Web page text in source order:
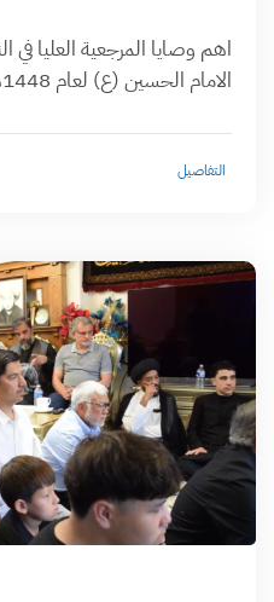
اهم وصايا المرجعية العليا في
الامام الحسين (ع) لعام 1448هـ
التفاصيل